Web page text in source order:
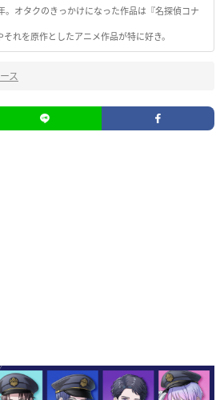
。オタクのきっかけになった作品は『名探偵コナ
れを原作としたアニメ作品が特に好き。
ス